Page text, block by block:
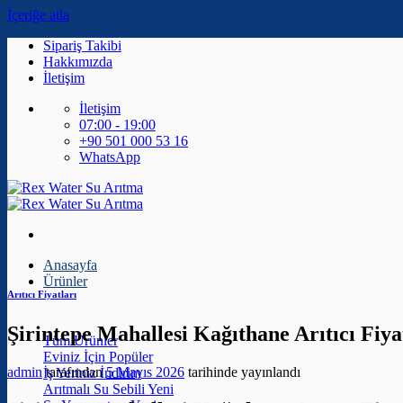
İçeriğe atla
Sipariş Takibi
Hakkımızda
İletişim
İletişim
07:00 - 19:00
+90 501 000 53 16
WhatsApp
Anasayfa
Ürünler
Tüm Ürünler
Eviniz İçin
İş Yeriniz
Arıtmalı Su Sebili
Arıtıcı Fiyatları
Şirintepe Mahallesi Kağıthane Arıtıcı
admintarafından 5 Mayıs 2026 tarihinde yayınlandı